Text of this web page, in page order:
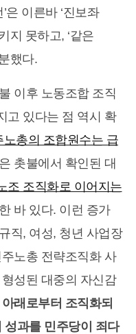
은 이른바 ‘진보좌
지 못하고, ‘같은
했다.
이후 노동조합 조직
고 있다는 점 역시 확
노총의 조합원수는 급
촛불에서 확인된 대
조 조직화로 이어지는
바 있다. 이런 증가
직, 여성, 청년 사업장
노총 전략조직화 사
성된 대중의 자신감
래로부터 조직화되
성과를 민주당이 죄다